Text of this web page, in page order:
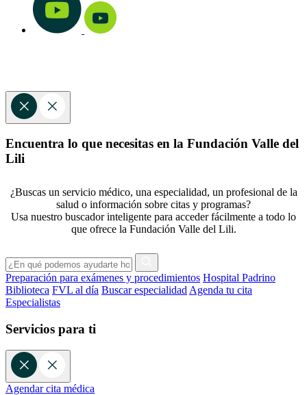
Encuentra lo que necesitas en la Fundación Valle del
Lili
¿Buscas un servicio médico, una especialidad, un profesional de la
salud o información sobre citas y programas?
Usa nuestro buscador inteligente para acceder fácilmente a todo lo
que ofrece la Fundación Valle del Lili.
Preparación para exámenes y procedimientos Hospital Padrino
Biblioteca FVL al día Buscar especialidad Agenda tu cita
Especialistas
Servicios para ti
Agendar cita médica